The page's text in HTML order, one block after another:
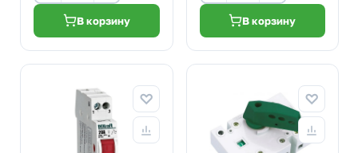
В корзину В корзину